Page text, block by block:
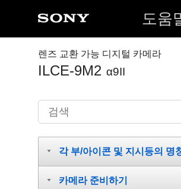
도움
렌즈 교환 가능 디지털 카메라
ILCE-9M2 α9II
각 부/아이콘 및 지시등의 명
카메라 준비하기